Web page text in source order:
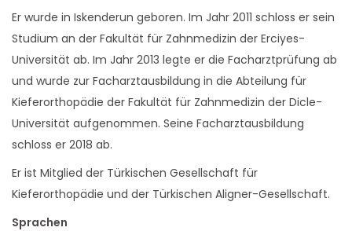
Er wurde in Iskenderun geboren. Im Jahr 2011 schloss er sein
Studium an der Fakultät für Zahnmedizin der Erciyes-
Universität ab. Im Jahr 2013 legte er die Facharztprüfung ab
und wurde zur Facharztausbildung in die Abteilung für
Kieferorthopädie der Fakultät für Zahnmedizin der Dicle-
Universität aufgenommen. Seine Facharztausbildung
schloss er 2018 ab.
Er ist Mitglied der Türkischen Gesellschaft für
Kieferorthopädie und der Türkischen Aligner-Gesellschaft.
Sprachen